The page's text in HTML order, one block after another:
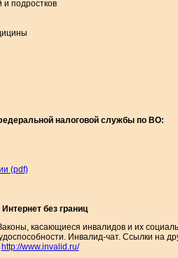
подростков
налоговой службы по ВО:
(pdf)
Интернет без границ
касающиеся инвалидов и их
Инвалид-чат. Ссылки на
http://www.invalid.ru/